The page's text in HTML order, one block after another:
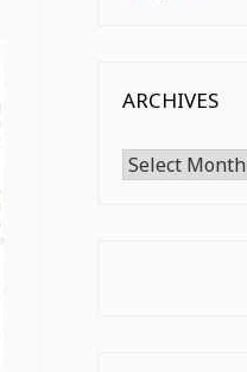
ARCHIVES
Archives